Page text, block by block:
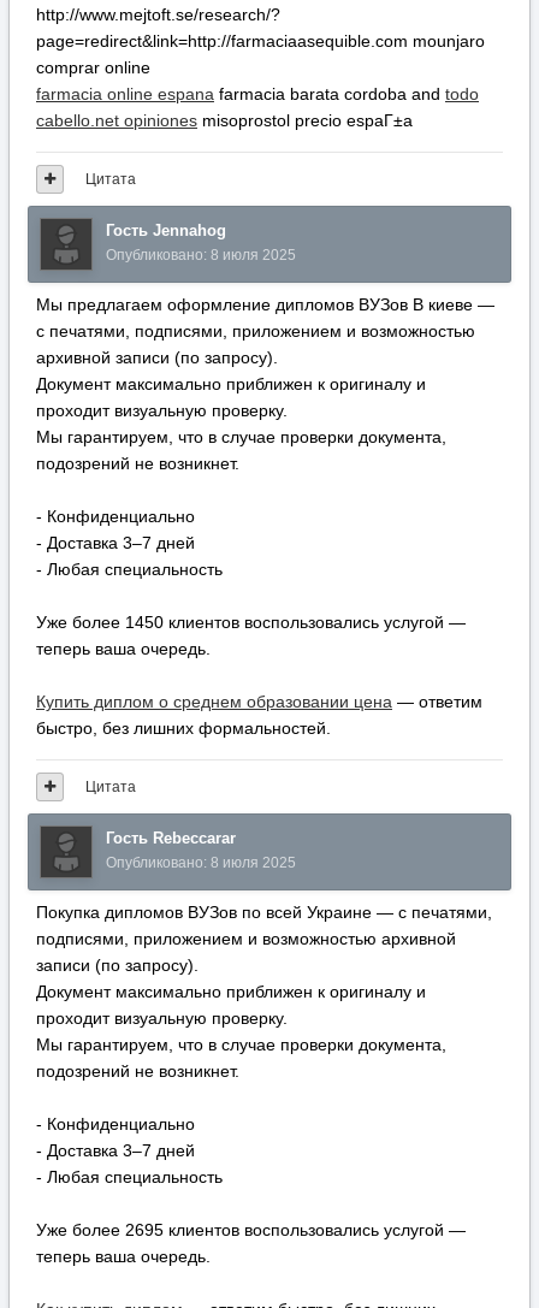
http://www.mejtoft.se/research/?
page=redirect&link=http://farmaciaasequible.com mounjaro
comprar online
farmacia online espana farmacia barata cordoba and todo
cabello.net opiniones misoprostol precio espaГ±a
Цитата
Гость Jennahog
Опубликовано: 8 июля 2025
Мы предлагаем оформление дипломов ВУЗов В киеве —
с печатями, подписями, приложением и возможностью
архивной записи (по запросу).
Документ максимально приближен к оригиналу и
проходит визуальную проверку.
Мы гарантируем, что в случае проверки документа,
подозрений не возникнет.
- Конфиденциально
- Доставка 3–7 дней
- Любая специальность
Уже более 1450 клиентов воспользовались услугой —
теперь ваша очередь.
Купить диплом о среднем образовании цена — ответим
быстро, без лишних формальностей.
Цитата
Гость Rebeccarar
Опубликовано: 8 июля 2025
Покупка дипломов ВУЗов по всей Украине — с печатями,
подписями, приложением и возможностью архивной
записи (по запросу).
Документ максимально приближен к оригиналу и
проходит визуальную проверку.
Мы гарантируем, что в случае проверки документа,
подозрений не возникнет.
- Конфиденциально
- Доставка 3–7 дней
- Любая специальность
Уже более 2695 клиентов воспользовались услугой —
теперь ваша очередь.